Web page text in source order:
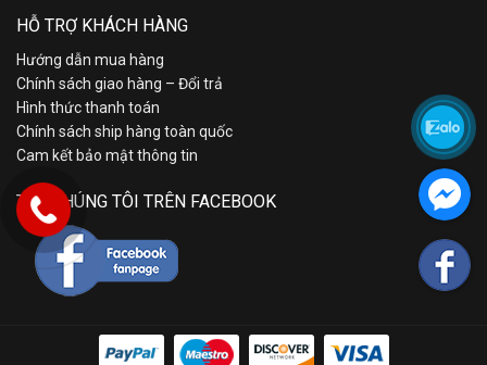
HỖ TRỢ KHÁCH HÀNG
Hướng dẫn mua hàng
Chính sách giao hàng – Đổi trả
Hình thức thanh toán
Chính sách ship hàng toàn quốc
Cam kết bảo mật thông tin
TÌM CHÚNG TÔI TRÊN FACEBOOK